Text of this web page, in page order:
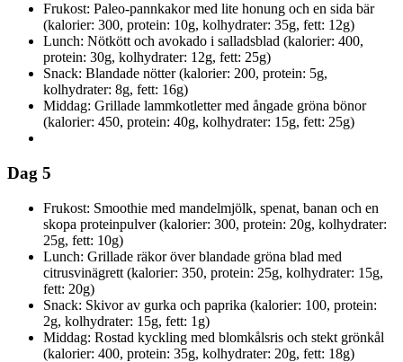
Frukost: Paleo-pannkakor med lite honung och en sida bär
(kalorier: 300, protein: 10g, kolhydrater: 35g, fett: 12g)
Lunch: Nötkött och avokado i salladsblad (kalorier: 400,
protein: 30g, kolhydrater: 12g, fett: 25g)
Snack: Blandade nötter (kalorier: 200, protein: 5g,
kolhydrater: 8g, fett: 16g)
Middag: Grillade lammkotletter med ångade gröna bönor
(kalorier: 450, protein: 40g, kolhydrater: 15g, fett: 25g)
Dag 5
Frukost: Smoothie med mandelmjölk, spenat, banan och en
skopa proteinpulver (kalorier: 300, protein: 20g, kolhydrater:
25g, fett: 10g)
Lunch: Grillade räkor över blandade gröna blad med
citrusvinägrett (kalorier: 350, protein: 25g, kolhydrater: 15g,
fett: 20g)
Snack: Skivor av gurka och paprika (kalorier: 100, protein:
2g, kolhydrater: 15g, fett: 1g)
Middag: Rostad kyckling med blomkålsris och stekt grönkål
(kalorier: 400, protein: 35g, kolhydrater: 20g, fett: 18g)